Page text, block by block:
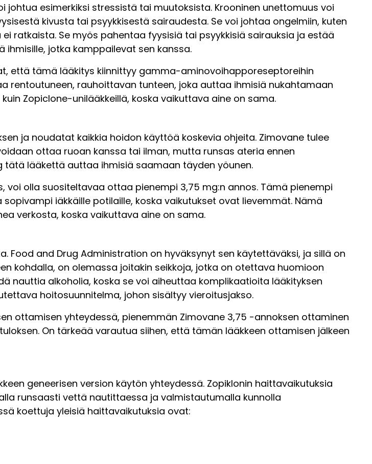
esimerkiksi stressistä tai muutoksista. Krooninen unettomuus voi
kivusta tai psyykkisestä sairaudesta. Se voi johtaa ongelmiin, kuten
ratkaista. Se myös pahentaa fyysisiä tai psyykkisiä sairauksia ja estää
jotka kamppailevat sen kanssa.
että tämä lääkitys kiinnittyy gamma-aminovoihapporeseptoreihin
rentoutuneen, rauhoittavan tunteen, joka auttaa ihmisiä nukahtamaan
Zopiclone-unilääkkeillä, koska vaikuttava aine on sama.
ja noudatat kaikkia hoidon käyttöä koskevia ohjeita. Zimovane tulee
ottaa ruoan kanssa tai ilman, mutta runsas ateria ennen
lääkettä auttaa ihmisiä saamaan täyden yöunen.
olla suositeltavaa ottaa pienempi 3,75 mg:n annos. Tämä pienempi
iäkkäille potilaille, koska vaikutukset ovat lievemmät. Nämä
verkosta, koska vaikuttava aine on sama.
Food and Drug Administration on hyväksynyt sen käytettäväksi, ja sillä on
kohdalla, on olemassa joitakin seikkoja, jotka on otettava huomioon
nauttia alkoholia, koska se voi aiheuttaa komplikaatioita lääkityksen
hoitosuunnitelma, johon sisältyy vieroitusjakso.
ottamisen yhteydessä, pienemmän Zimovane 3,75 -annoksen ottaminen
On tärkeää varautua siihen, että tämän lääkkeen ottamisen jälkeen
geneerisen version käytön yhteydessä. Zopiklonin haittavaikutuksia
runsaasti vettä nautittaessa ja valmistautumalla kunnolla
koettuja yleisiä haittavaikutuksia ovat: